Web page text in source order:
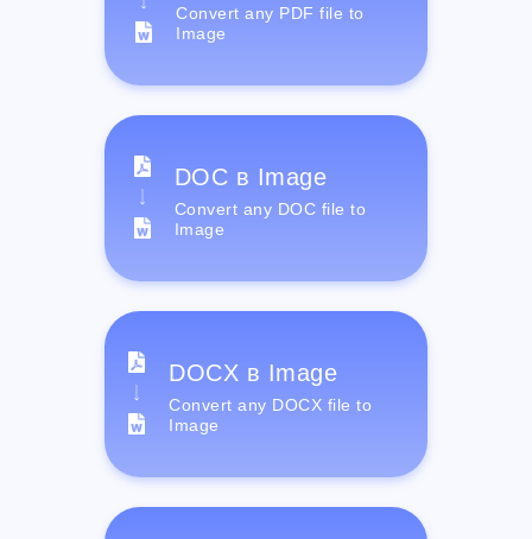
Convert any PDF file to
Image
DOC в Image
Convert any DOC file to
Image
DOCX в Image
Convert any DOCX file to
Image